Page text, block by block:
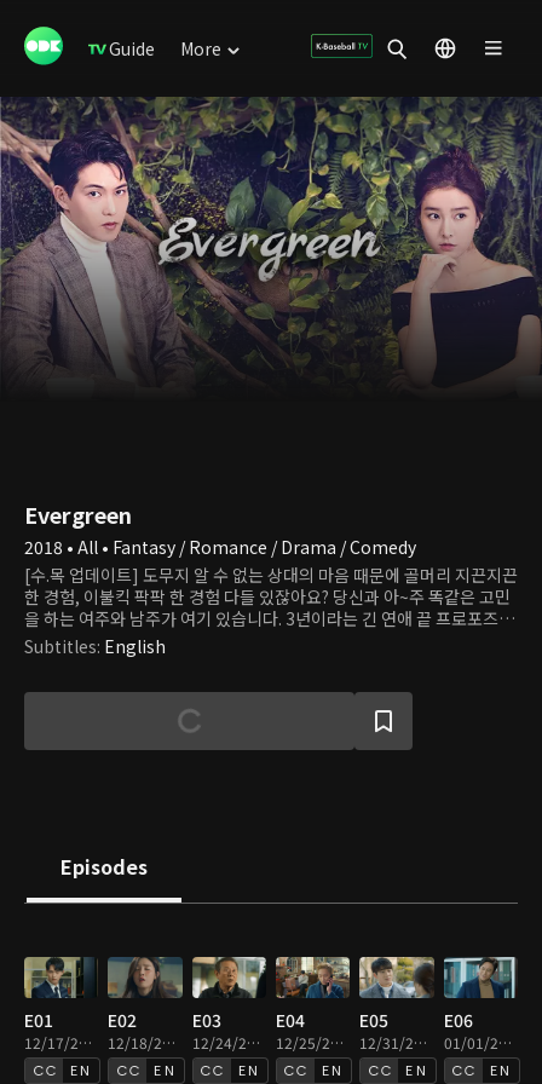
Guide More
Evergreen
2018 • All • Fantasy / Romance / Drama / Comedy
[수.목 업데이트] 도무지 알 수 없는 상대의 마음 때문에 골머리 지끈지끈
한 경험, 이불킥 팍팍 한 경험 다들 있잖아요? 당신과 아~주 똑같은 고민
을 하는 여주와 남주가 여기 있습니다. 3년이라는 긴 연애 끝 프로포즈 직
전! 시원하게 차인 여자. '연애허당' 서유리, 연애감이라고는 1도 없는 이
성적인 남자의 전형이지만 어쩌다보니 가문의 계승자로 태어나 다른 사
긴 커피 한 잔으로 지독한 인연의 끈에 얽혀버린 오수와 유리! 두 사람이
만들어갈 감정이입 100% 예약 '썸로맨스'. 이 연애, 굿바이야 웰컴이야?
Subtitles: English
Episodes
E01
12/17/2025 • 51m
EN
E02
12/18/2025 • 47m
EN
E03
12/24/2025 • 48m
EN
E04
12/25/2025 • 46m
EN
E05
12/31/2025 • 47m
EN
E06
01/01/2026 • 49m
EN